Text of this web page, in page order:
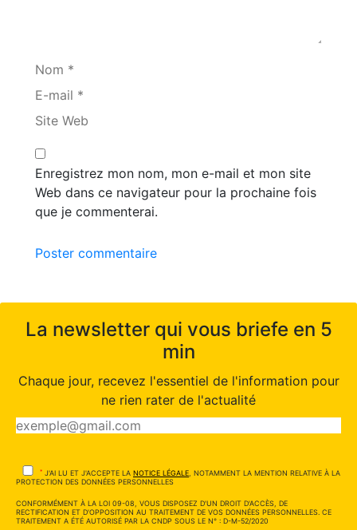
Nom *
E-mail *
Site Web
Enregistrez mon nom, mon e-mail et mon site
Web dans ce navigateur pour la prochaine fois
que je commenterai.
Poster commentaire
La newsletter qui vous briefe en 5
min
Chaque jour, recevez l'essentiel de l'information pour
ne rien rater de l'actualité
* J'AI LU ET J'ACCEPTE LA NOTICE LÉGALE , NOTAMMENT LA MENTION RELATIVE À LA
PROTECTION DES DONNÉES PERSONNELLES
CONFORMÉMENT À LA LOI 09-08, VOUS DISPOSEZ D'UN DROIT D'ACCÈS, DE
RECTIFICATION ET D'OPPOSITION AU TRAITEMENT DE VOS DONNÉES PERSONNELLES. CE
TRAITEMENT A ÉTÉ AUTORISÉ PAR LA CNDP SOUS LE N° : D-M-52/2020